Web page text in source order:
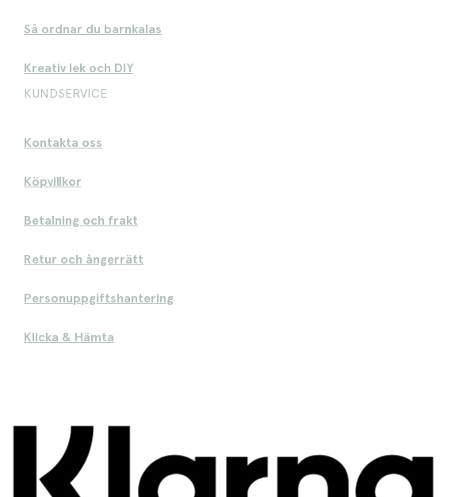
Så ordnar du barnkalas
Kreativ lek och DIY
KUNDSERVICE
Kontakta oss
Köpvillkor
Betalning och frakt
Retur och ångerrätt
Personuppgiftshantering
Klicka & Hämta